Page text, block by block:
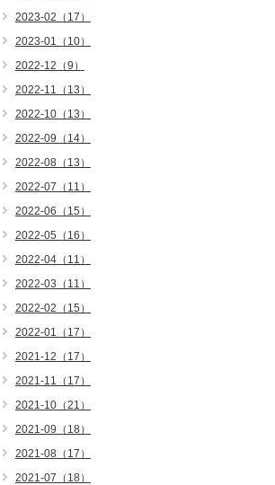
2023-02（17）
2023-01（10）
2022-12（9）
2022-11（13）
2022-10（13）
2022-09（14）
2022-08（13）
2022-07（11）
2022-06（15）
2022-05（16）
2022-04（11）
2022-03（11）
2022-02（15）
2022-01（17）
2021-12（17）
2021-11（17）
2021-10（21）
2021-09（18）
2021-08（17）
2021-07（18）